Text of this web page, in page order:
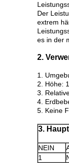
Der
extrem
es in der
2.
1.
2. Höhe:
3.
4.
5. Keine
3.
NEIN
1